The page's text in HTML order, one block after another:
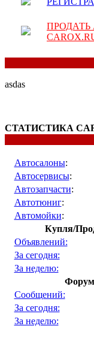
ПРОДАТЬ
asdas
СТАТИСТИКА
Автосалоны:
Автосервисы:
Автозапчасти:
Автотюниг:
Автомойки:
Купля/
Объявлений:
За сегодня:
За неделю:
Форум
Сообщений:
За сегодня:
За неделю: